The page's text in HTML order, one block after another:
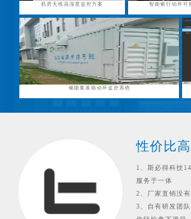
机房无线温湿度监控方案 智能银行动环可
储能集装箱动环监控系统
性价比高
1、斯必得科技
服务于一体
2、厂家直销没
3、自有研发团